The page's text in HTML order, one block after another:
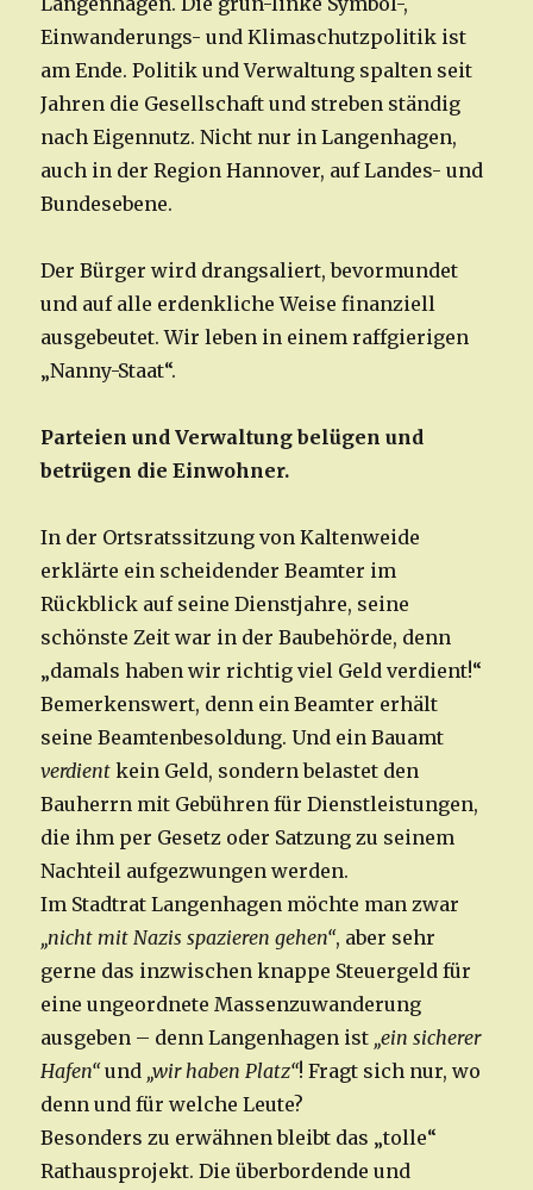
Einwanderungs- und Klimaschutzpolitik ist
am Ende. Politik und Verwaltung spalten seit
Jahren die Gesellschaft und streben ständig
nach Eigennutz. Nicht nur in Langenhagen,
auch in der Region Hannover, auf Landes- und
Bundesebene.
Der Bürger wird drangsaliert, bevormundet
und auf alle erdenkliche Weise finanziell
ausgebeutet. Wir leben in einem raffgierigen
„Nanny-Staat“.
Parteien und Verwaltung belügen und
betrügen die Einwohner.
In der Ortsratssitzung von Kaltenweide
erklärte ein scheidender Beamter im
Rückblick auf seine Dienstjahre, seine
schönste Zeit war in der Baubehörde, denn
„damals haben wir richtig viel Geld verdient!“
Bemerkenswert, denn ein Beamter erhält
seine Beamtenbesoldung. Und ein Bauamt
verdient kein Geld, sondern belastet den
Bauherrn mit Gebühren für Dienstleistungen,
die ihm per Gesetz oder Satzung zu seinem
Nachteil aufgezwungen werden.
Im Stadtrat Langenhagen möchte man zwar
„nicht mit Nazis spazieren gehen“, aber sehr
gerne das inzwischen knappe Steuergeld für
eine ungeordnete Massenzuwanderung
ausgeben – denn Langenhagen ist „ein sicherer
Hafen“und „wir haben Platz“! Fragt sich nur, wo
denn und für welche Leute?
Besonders zu erwähnen bleibt das „tolle“
Rathausprojekt. Die überbordende und